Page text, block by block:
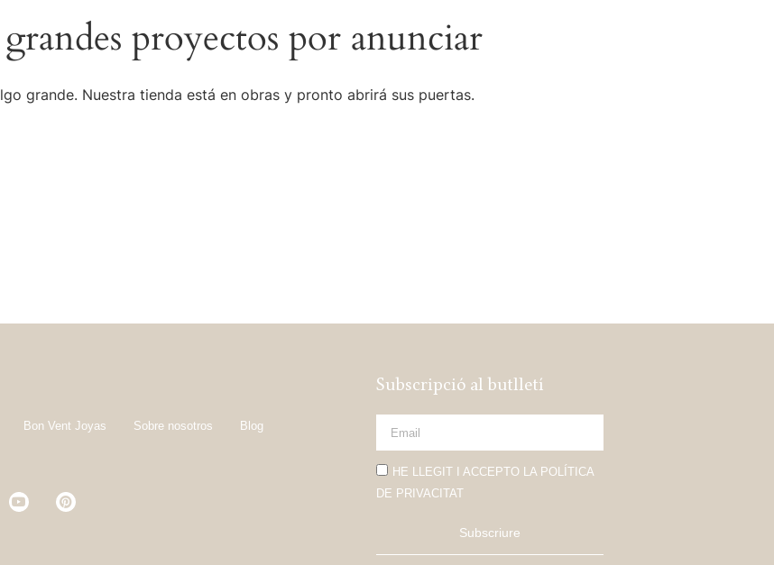
proyectos por anunciar
grande. Nuestra tienda está en obras y pronto abrirá sus puertas.
Bon Vent Joyas Sobre nosotros
Blog
Subscripció al butlletí
HE LLEGIT I ACCEPTO LA POLÍTICA
DE PRIVACITAT
Subscriure